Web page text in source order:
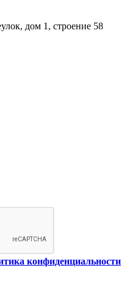
дом 1, строение 58
конфиденциальности